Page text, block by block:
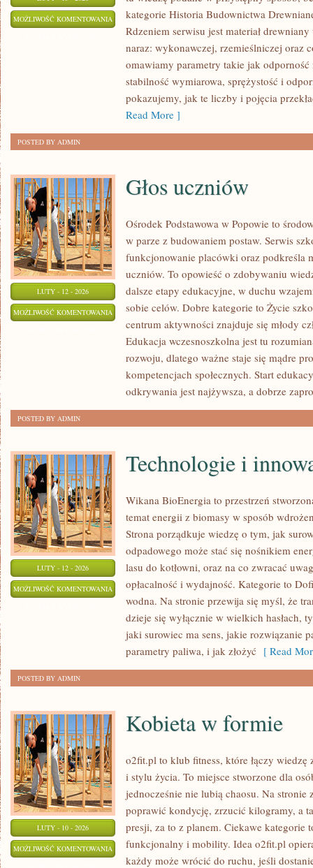
MOŻLIWOŚĆ KOMENTOWANIA IMPREGNACJA
OCHRONA
DREWNA
kategorie Historia Budownictwa
Rdzeniem serwisu jest materiał
naraz: wykonawczej, rzemieślniczej oraz
omawiamy parametry takie jak
stabilność wymiarowa, sprężystość i
pokazujemy, jak te liczby i pojęcia
Read More ]
POSTED BY ADMIN
LUTY - 12 - 2026
MOŻLIWOŚĆ KOMENTOWANIA GŁOS
UCZNIÓW
Głos uczniów
Ośrodek Podstawowa w Popowie to
w parze z budowaniem postaw. Serwis
funkcjonowanie placówki oraz podkreśla
uczniów. To opowieść o zdobywaniu
dalsze etapy edukacyjne, w duchu
sobie celów. Dobre kategorie to Życie
centrum aktywności znajduje się młody
Edukacja wczesnoszkolna jest tu
rozwoju, dlatego ważne staje się mądre
kompetencjach społecznych. Start
odkrywania jest najżywsza, a dobrze
POSTED BY ADMIN
LUTY - 12 - 2026
MOŻLIWOŚĆ KOMENTOWANIA TECHNOLOGIE
INNOWACJE
Technologie i
Wikana BioEnergia to przestrzeń
temat energii z biomasy w sposób
Strona porządkuje wiedzę o tym, jak
odpadowego może stać się nośnikiem
lasu do kotłowni, oraz na co zwracać
opłacalność i wydajność. Kategorie to
wodna. Na stronie przewija się myśl, że
dzieje się wyłącznie w wielkich hasłach,
jaki surowiec ma sens, jakie rozwiązanie
parametry paliwa, i jak złożyć [ Read
POSTED BY ADMIN
LUTY - 10 - 2026
MOŻLIWOŚĆ KOMENTOWANIA KOBIETA
Kobieta w formie
o2fit.pl to klub fitness, które łączy
i stylu życia. To miejsce stworzone dla
jednocześnie nie lubią chaosu. Na stronie
poprawić kondycję, zrzucić kilogramy, a
presji, za to z planem. Ciekawe kategorie
funkcjonalny i mobility. Idea o2fit.pl
każdy może wrócić do ruchu, jeśli